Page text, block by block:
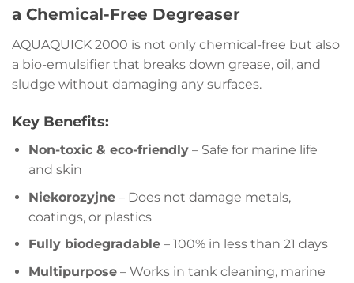
a Chemical-Free Degreaser
AQUAQUICK 2000 is not only chemical-free but also
a bio-emulsifier that breaks down grease, oil, and
sludge without damaging any surfaces.
Key Benefits:
Non-toxic & eco-friendly– Safe for marine life
and skin
Niekorozyjne– Does not damage metals,
coatings, or plastics
Fully biodegradable– 100% in less than 21 days
Multipurpose– Works in tank cleaning, marine